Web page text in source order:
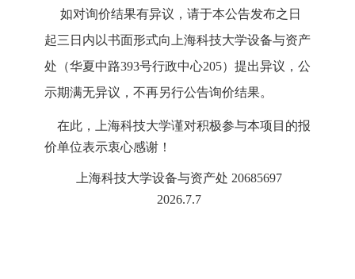
如对询价结果有异议，请于本公告发布之日
起三日内 以书面形式向上海科技大学设备与资产
处（华夏中路393号行政中心205）提出异议，公
示期满无异议 ，不再另行公告询价结果。
在此，上海科技大学谨对积极参与本项目的报
价单位表示衷心感谢！
上海科技大学设备与资产处 20685697
2026.7.7